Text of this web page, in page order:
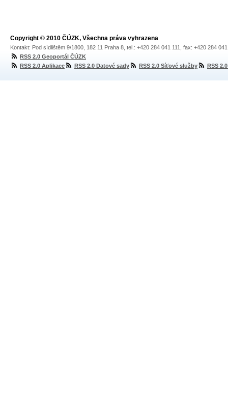
Copyright © 2010 ČÚZK, Všechna práva vyhrazena
Kontakt: Pod sídlištěm 9/1800, 182 11 Praha 8, tel.: +420 284 041 111, fax: +420 284
RSS 2.0 Geoportál ČÚZK
RSS 2.0 Aplikace
RSS 2.0 Datové sady RSS 2.0 Síťové služby RSS